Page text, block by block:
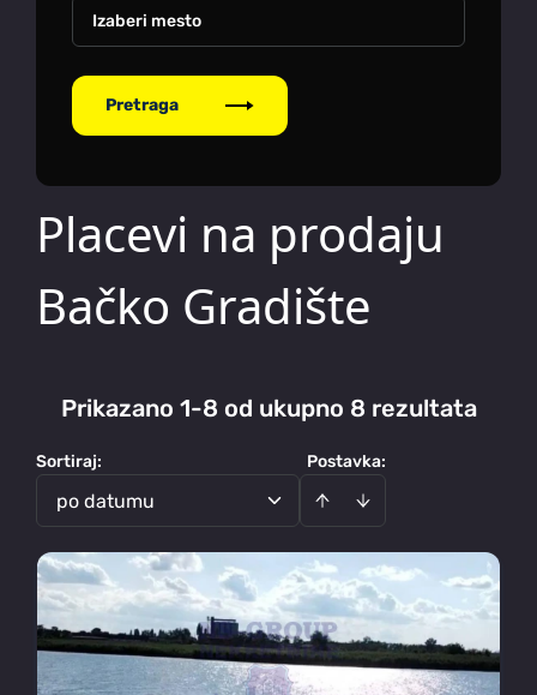
Izaberi mesto
Pretraga
Placevi na prodaju
Bačko Gradište
Prikazano 1-8 od ukupno 8 rezultata
Postavka:
Sortiraj:
po datumu